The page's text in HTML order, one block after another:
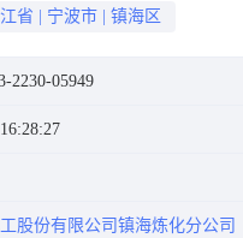
省 宁波市 镇海区
2230-05949
股份有限公司镇海炼化分公司